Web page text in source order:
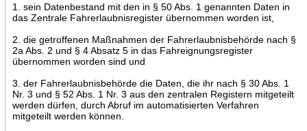
1. sein Datenbestand mit den in § 50 Abs. 1 genannten Daten in
das Zentrale Fahrerlaubnisregister übernommen worden ist,
2. die getroffenen Maßnahmen der Fahrerlaubnisbehörde nach §
2a Abs. 2 und § 4 Absatz 5 in das Fahreignungsregister
übernommen worden sind und
3. der Fahrerlaubnisbehörde die Daten, die ihr nach § 30 Abs. 1
Nr. 3 und § 52 Abs. 1 Nr. 3 aus den zentralen Registern mitgeteilt
werden dürfen, durch Abruf im automatisierten Verfahren
mitgeteilt werden können.